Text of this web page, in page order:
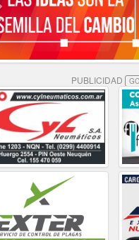
PUBLICIDAD